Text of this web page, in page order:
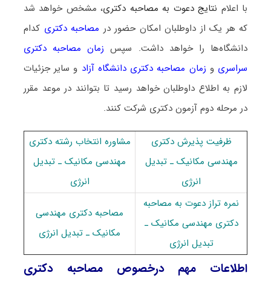
با اعلام نتایج دعوت به مصاحبه دکتری، مشخص خواهد شد
که هر یک از داوطلبان امکان حضور در مصاحبه دکتری کدام
دانشگاه‌ها را خواهد داشت. سپس زمان مصاحبه دکتری
سراسری و زمان مصاحبه دکتری دانشگاه آزاد و سایر جزئیات
لازم به اطلاع داوطلبان خواهد رسید تا بتوانند در موعد مقرر
در مرحله دوم آزمون دکتری شرکت کنند.
ظرفیت پذیرش دکتری
مهندسی مکانیک ـ ﺗﺒﺪﻳﻞ
اﻧﺮژی
مشاوره انتخاب رشته دکتری
مهندسی مکانیک ـ ﺗﺒﺪﻳﻞ
اﻧﺮژی
نمره تراز دعوت به مصاحبه
دکتری مهندسی مکانیک ـ
ﺗﺒﺪﻳﻞ اﻧﺮژی
مصاحبه دکتری مهندسی
مکانیک ـ ﺗﺒﺪﻳﻞ اﻧﺮژی
اطلاعات مهم درخصوص مصاحبه دکتری